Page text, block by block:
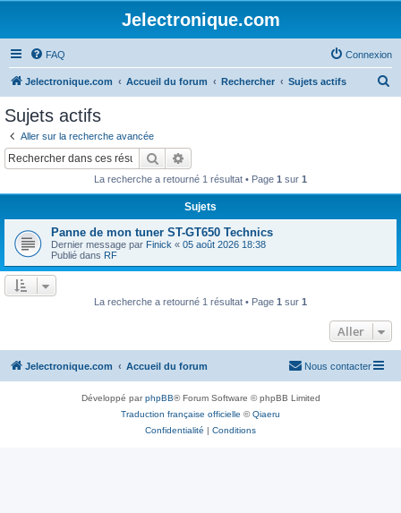
Jelectronique.com
FAQ Connexion
Jelectronique.com Accueil du forum Rechercher Sujets actifs
r
Sujets actifs
Aller sur la recherche avancée
Rechercher
La recherche a retourné 1 résultat • Page 1 sur 1
Sujets
Panne de mon tuner ST-GT650 Technics
Dernier message par Finick « 05 août 2026 18:38
Publié dans RF
La recherche a retourné 1 résultat • Page 1 sur 1
Aller
Jelectronique.com Accueil du forum Nous contacter
Développé parphpBB® Forum Software © phpBB Limited
Traduction française officielle ©Qiaeru
Confidentialité | Conditions